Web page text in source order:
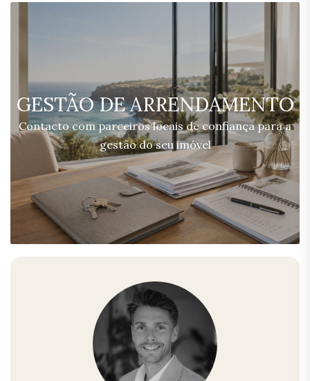
GESTÃO DE ARRENDAMENTO
Contacto com parceiros locais de confiança para a
gestão do seu imóvel